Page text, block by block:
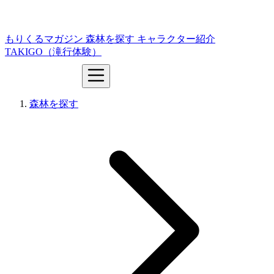
もりくるマガジン 森林を探す キャラクター紹介
TAKIGO（滝行体験）
森林を探す